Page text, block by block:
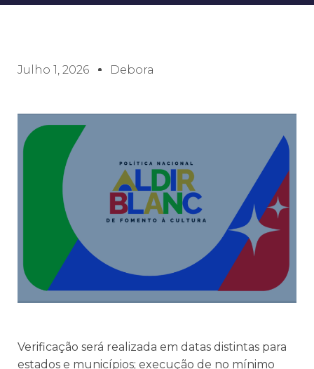
Julho 1, 2026 Debora
Verificação será realizada em datas distintas para
estados e municípios; execução de no mínimo